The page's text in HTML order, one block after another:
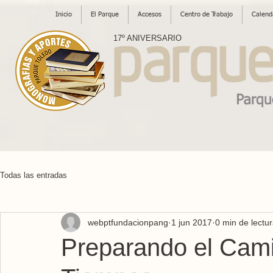
Inicio El Parque Accesos Centro de Trabajo
17º ANIVERSARIO
Todas las entradas
Preparando el
webptfundacionpang 1 jun 2017 0 min de